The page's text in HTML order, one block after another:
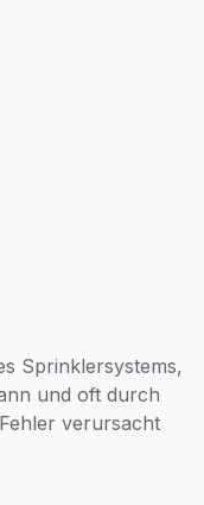
Sprinklersystems,
und oft durch
verursacht